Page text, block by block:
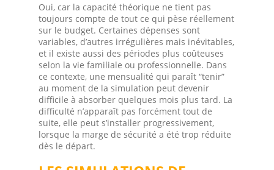
Oui, car la capacité théorique ne tient pas
toujours compte de tout ce qui pèse réellement
sur le budget. Certaines dépenses sont
variables, d’autres irrégulières mais inévitables,
et il existe aussi des périodes plus coûteuses
selon la vie familiale ou professionnelle. Dans
ce contexte, une mensualité qui paraît “tenir”
au moment de la simulation peut devenir
difficile à absorber quelques mois plus tard. La
difficulté n’apparaît pas forcément tout de
suite, elle peut s’installer progressivement,
lorsque la marge de sécurité a été trop réduite
dès le départ.